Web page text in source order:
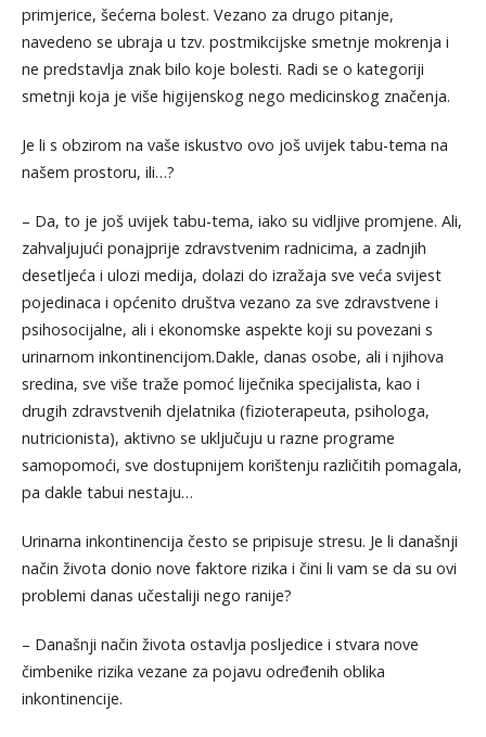
primjerice, šećerna bolest. Vezano za drugo pitanje,
navedeno se ubraja u tzv. postmikcijske smetnje mokrenja i
ne predstavlja znak bilo koje bolesti. Radi se o kategoriji
smetnji koja je više higijenskog nego medicinskog značenja.
Je li s obzirom na vaše iskustvo ovo još uvijek tabu-tema na
našem prostoru, ili…?
– Da, to je još uvijek tabu-tema, iako su vidljive promjene. Ali,
zahvaljujući ponajprije zdravstvenim radnicima, a zadnjih
desetljeća i ulozi medija, dolazi do izražaja sve veća svijest
pojedinaca i općenito društva vezano za sve zdravstvene i
psihosocijalne, ali i ekonomske aspekte koji su povezani s
urinarnom inkontinencijom.Dakle, danas osobe, ali i njihova
sredina, sve više traže pomoć liječnika specijalista, kao i
drugih zdravstvenih djelatnika (fizioterapeuta, psihologa,
nutricionista), aktivno se uključuju u razne programe
samopomoći, sve dostupnijem korištenju različitih pomagala,
pa dakle tabui nestaju…
Urinarna inkontinencija često se pripisuje stresu. Je li današnji
način života donio nove faktore rizika i čini li vam se da su ovi
problemi danas učestaliji nego ranije?
– Današnji način života ostavlja posljedice i stvara nove
čimbenike rizika vezane za pojavu određenih oblika
inkontinencije.